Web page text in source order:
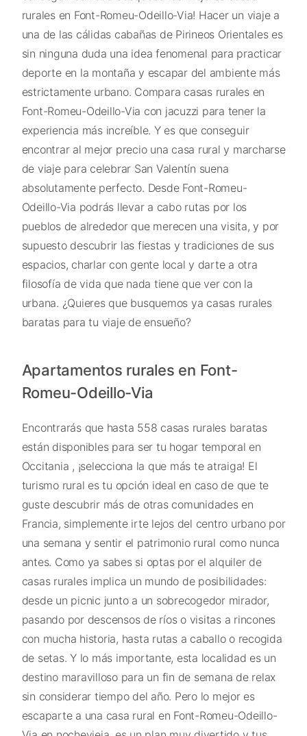
rurales en Font-Romeu-Odeillo-Via! Hacer un viaje a
una de las cálidas cabañas de Pirineos Orientales es
sin ninguna duda una idea fenomenal para practicar
deporte en la montaña y escapar del ambiente más
estrictamente urbano. Compara casas rurales en
Font-Romeu-Odeillo-Via con jacuzzi para tener la
experiencia más increíble. Y es que conseguir
encontrar al mejor precio una casa rural y marcharse
de viaje para celebrar San Valentín suena
absolutamente perfecto. Desde Font-Romeu-
Odeillo-Via podrás llevar a cabo rutas por los
pueblos de alrededor que merecen una visita, y por
supuesto descubrir las fiestas y tradiciones de sus
espacios, charlar con gente local y darte a otra
filosofía de vida que nada tiene que ver con la
urbana. ¿Quieres que busquemos ya casas rurales
baratas para tu viaje de ensueño?
Apartamentos rurales en Font-
Romeu-Odeillo-Via
Encontrarás que hasta 558 casas rurales baratas
están disponibles para ser tu hogar temporal en
Occitania , ¡selecciona la que más te atraiga! El
turismo rural es tu opción ideal en caso de que te
guste descubrir más de otras comunidades en
Francia, simplemente irte lejos del centro urbano por
una semana y sentir el patrimonio rural como nunca
antes. Como ya sabes si optas por el alquiler de
casas rurales implica un mundo de posibilidades:
desde un picnic junto a un sobrecogedor mirador,
pasando por descensos de ríos o visitas a rincones
con mucha historia, hasta rutas a caballo o recogida
de setas. Y lo más importante, esta localidad es un
destino maravilloso para un fin de semana de relax
sin considerar tiempo del año. Pero lo mejor es
escaparte a una casa rural en Font-Romeu-Odeillo-